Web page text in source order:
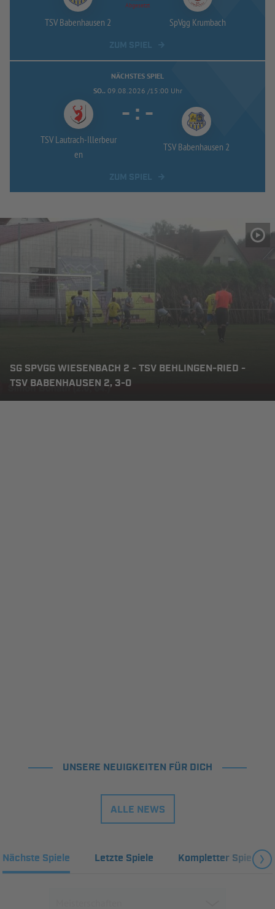
TSV Babenhausen 2
Abgesetzt
SpVgg Krumbach
NÄCHSTES SPIEL
SO.. 09.08.2026 /15:00 Uhr
TSV Lautrach-Illerbeur
en
- : -
TSV Babenhausen 2
SG SPVGG WIESENBACH 2 - TSV BEHLINGEN-RIED -
TSV BABENHAUSEN 2, 3-0
UNSERE NEUIGKEITEN FÜR DICH
ALLE NEWS
Nächste Spiele Letzte Spiele Kompletter Spielplan